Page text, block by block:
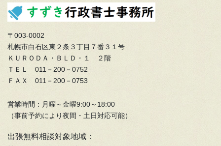
〒003-0002
札幌市白石区東２条３丁目７番３１号
ＫＵＲＯＤＡ・ＢＬＤ・１ ２階
ＴＥＬ 011－200－0752
ＦＡＸ 011－200－0753
営業時間：月曜～金曜9:00～18:00
（事前予約により夜間・土日対応可能）
出張無料相談対象地域：